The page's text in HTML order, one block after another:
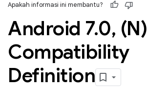
Apakah informasi ini membantu?
Android 7.0, (N)
Compatibility
Definition